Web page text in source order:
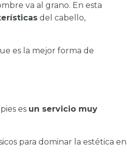
va al grano. En esta
del cabello,
es la mejor forma de
es un servicio muy
para dominar la estética en